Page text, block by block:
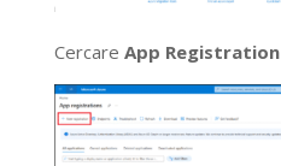
Cercare App Registration